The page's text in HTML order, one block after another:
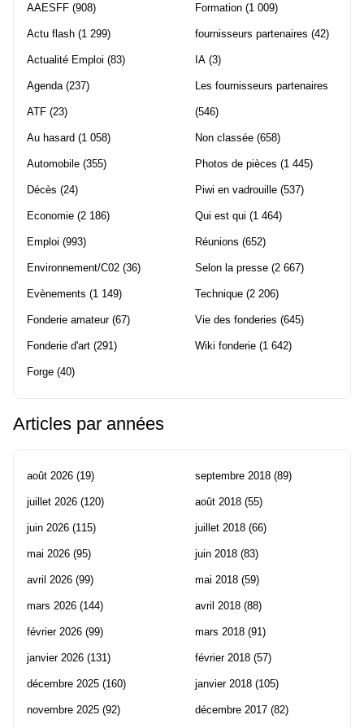
AAESFF (908)
Actu flash (1 299)
Actualité Emploi (83)
Agenda (237)
ATF (23)
Au hasard (1 058)
Automobile (355)
Décès (24)
Economie (2 186)
Emploi (993)
Environnement/C02 (36)
Evènements (1 149)
Fonderie amateur(67)
Fonderie d'art (291)
Forge (40)
Formation (1 009)
fournisseurs partenaires (42)
IA (3)
Les fournisseurs partenaires
(546)
Non classée (658)
Photos de pièces (1 445)
Piwi en vadrouille (537)
Qui est qui (1 464)
Réunions (652)
Selon la presse (2 667)
Technique (2 206)
Vie des fonderies (645)
Wiki fonderie (1 642)
Articles par années
août 2026 (19)
juillet 2026 (120)
juin 2026 (115)
mai 2026 (95)
avril 2026 (99)
mars 2026 (144)
février 2026 (99)
janvier 2026 (131)
décembre 2025 (160)
novembre 2025 (92)
septembre 2018 (89)
août 2018 (55)
juillet 2018 (66)
juin 2018 (83)
mai 2018 (59)
avril 2018 (88)
mars 2018 (91)
février 2018 (57)
janvier 2018 (105)
décembre 2017 (82)